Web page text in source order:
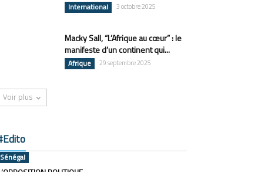
International 3 octobre 2025
Macky Sall, “L’Afrique au cœur” : le
manifeste d’un continent qui...
Afrique 29 septembre 2025
Voir plus
Sénégal